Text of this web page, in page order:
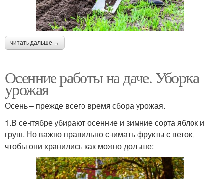
читать дальше →
Осенние работы на даче. Уборка
урожая
Осень – прежде всего время сбора урожая.
1.В сентябре убирают осенние и зимние сорта яблок и
груш. Но важно правильно снимать фрукты с веток,
чтобы они хранились как можно дольше: